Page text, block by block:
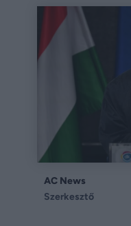
AC News
Szerkesztő